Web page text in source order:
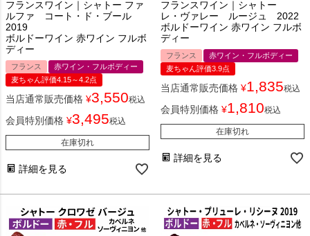
フランスワイン｜シャトー ファ
ルファ コート・ド・ブール
2019
ボルドーワイン 赤ワイン フルボ
ディー
フランス
赤ワイン・フルボディー
麦ちゃん評価4.15～4.2点
当店通常販売価格 ¥3,550税込
会員特別価格 ¥3,495税込
在庫切れ
詳細を見る
フランスワイン｜シャトー
レ・ヴァレー ルージュ 2022
ボルドーワイン 赤ワイン フルボ
ディー
フランス
赤ワイン・フルボディー
麦ちゃん評価3.9点
当店通常販売価格 ¥1,835税込
会員特別価格 ¥1,810税込
在庫切れ
詳細を見る